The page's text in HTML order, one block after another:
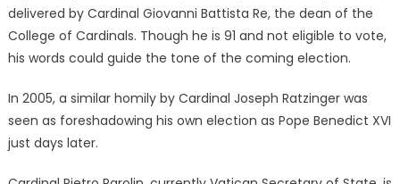
delivered by Cardinal Giovanni Battista Re, the dean of the
College of Cardinals. Though he is 91 and not eligible to vote,
his words could guide the tone of the coming election.
In 2005, a similar homily by Cardinal Joseph Ratzinger was
seen as foreshadowing his own election as Pope Benedict XVI
just days later.